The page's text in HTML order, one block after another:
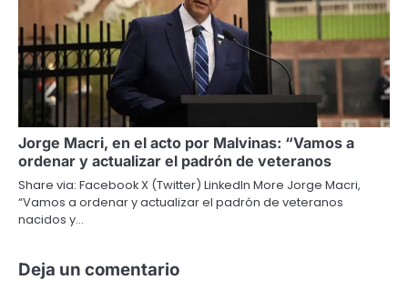
Jorge Macri, en el acto por Malvinas: “Vamos a
ordenar y actualizar el padrón de veteranos
Share via: Facebook X (Twitter) LinkedIn More Jorge Macri,
“Vamos a ordenar y actualizar el padrón de veteranos
nacidos y…
Deja un comentario